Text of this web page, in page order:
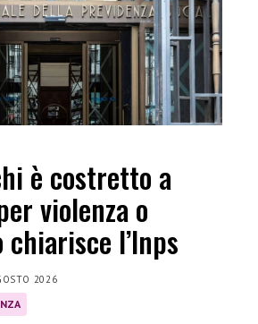
è costretto a
violenza o
l’Inps
2026